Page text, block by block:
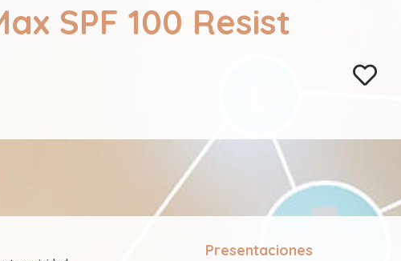
SPF 100 Resist
Presentaciones